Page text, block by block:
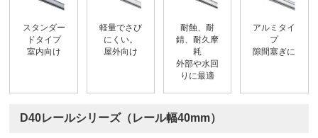
スタンダー
ドタイプ
室内向け
軽量でさび
にくい。
屋外向け
耐蝕、耐
錆、耐久摩
耗
外部や水回
りに最適
アルミタイ
プ
隙間塞ぎに
D40レールシリーズ（レール幅40mm）